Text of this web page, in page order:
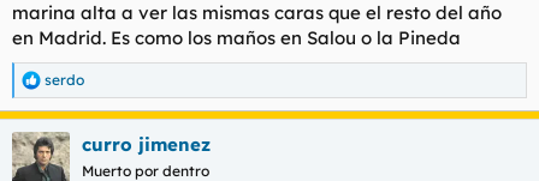
marina alta a ver las mismas caras que el resto del año
en Madrid. Es como los maños en Salou o la Pineda
R
e
a
c
c
serdo
curro jimenez
Muerto por dentro